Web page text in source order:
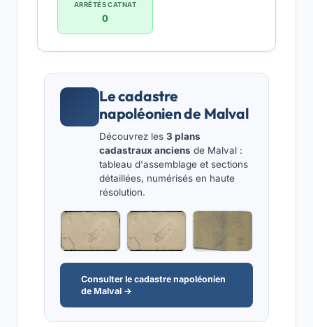
ARRÊTÉS CATNAT
0
Le cadastre
napoléonien de Malval
Découvrez les 3 plans
cadastraux anciens de Malval :
tableau d'assemblage et sections
détaillées, numérisés en haute
résolution.
Consulter le cadastre napoléonien
de Malval →